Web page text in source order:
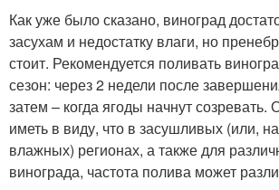
Как уже было сказано, виноград
засухам и недостатку влаги, но
стоит. Рекомендуется поливать
сезон: через 2 недели после
затем – когда ягоды начнут созревать.
иметь в виду, что в засушливых (или,
влажных) регионах, а также для
винограда, частота полива может